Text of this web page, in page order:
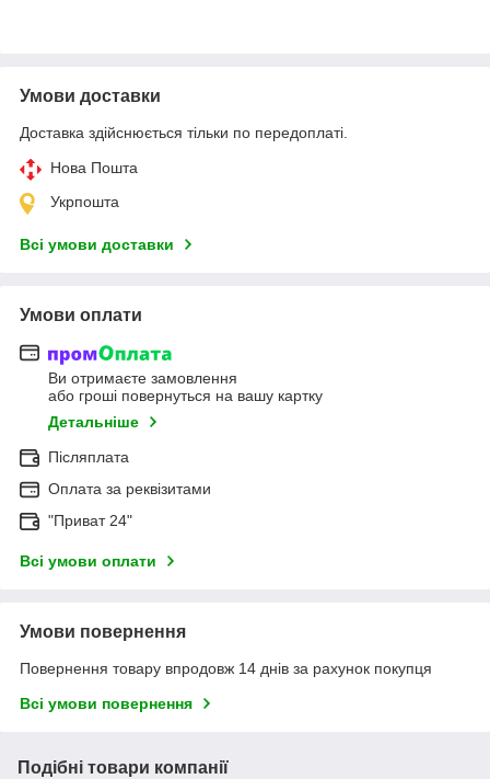
Умови доставки
Доставка здійснюється тільки по передоплаті.
Нова Пошта
Укрпошта
Всі умови доставки
Умови оплати
Ви отримаєте замовлення
або гроші повернуться на вашу картку
Детальніше
Післяплата
Оплата за реквізитами
"Приват 24"
Всі умови оплати
Умови повернення
Повернення товару впродовж 14 днів за рахунок покупця
Всі умови повернення
Подібні товари компанії